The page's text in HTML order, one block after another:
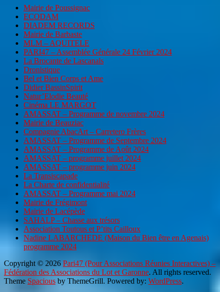
Mairie de Poussignac
ECODAM
DIADEM RECORDS
Mairie de Barbaste
MLM – AQUITELE
PARI47 – Assemblée Générale 24 Février 2024
La Brocante de Lascanals
Dronistique
Bel et Bien Corps et Ame
Didier BassinSpirit
Natur’Elodie Beauté
Cinéma LE MARGOT
AMASSAT – Programme de novembre 2024
Mairie de Beauziac
Compagnie AbacArt – Carretero Frères
AMASSAT – Programme de Septembre 2024
AMASSAT – Programme de Août 2024
AMASSAT – programme juillet 2024
AMASSAT – programme juin 2024
La Transiscapade
La Charte de confidentialité
AMASSAT – Programme mai 2024
Mairie de Frégimont
Mairie de Lacépède
SAHALP – Chasse aux trésors
Association Toutous et P’tits Cailloux
Nadine LABARCHEDE (Maison du Bien être en Agenais)
programme 2024
Copyright © 2026 Pari47 (Pour Associations Réunies Interactives) –
Fédération des Associations du Lot et Garonne. All rights reserved.
Theme Spacious by ThemeGrill. Powered by: WordPress.